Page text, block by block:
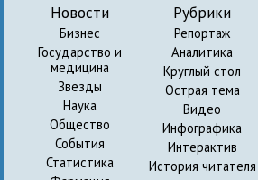
Новости
Бизнес
Государство и
медицина
Звезды
Наука
Общество
События
Статистика
Рубрики
Репортаж
Аналитика
Круглый стол
Острая тема
Видео
Инфографика
Интерактив
История читателя